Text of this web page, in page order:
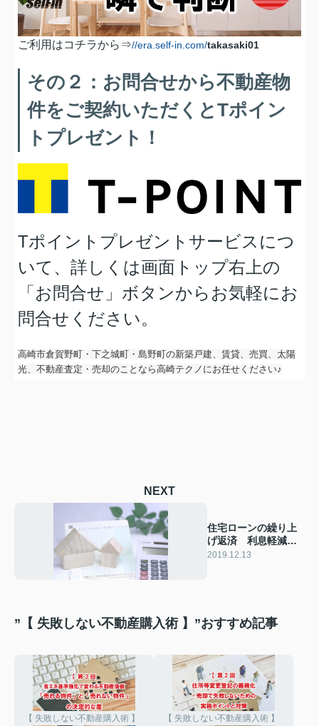
ご利用はコチラから⇒//era.self-in.com/takasaki01
その２：お問合せから不動産物
件をご契約いただくとTポイン
トプレゼント！
Tポイントプレゼントサービスにつ
いて、詳しくは画面トップ右上の
「お問合せ」ボタンからお気軽にお
問合せください。
高崎市倉賀野町・下之城町・島野町の新築戸建、賃貸、売買、太陽
光、不動産査定・売却のことなら高崎テクノにお任せください♪
NEXT
住宅ローンの繰り上
げ返済 利息軽減の
ポイント！
2019.12.13
”【 失敗しない不動産購入術 】”おすすめ記事
【 失敗しない不動産購入術 】 【 失敗しない不動産購入術 】